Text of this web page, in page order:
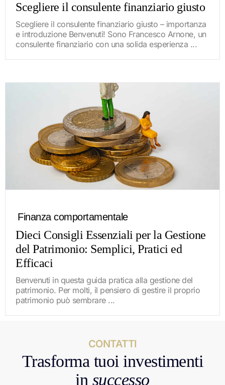
Scegliere il consulente finanziario giusto
Scegliere il consulente finanziario giusto – importanza
e introduzione Benvenuti! Sono Francesco Arnone, un
consulente finanziario con una solida esperienza ...
Finanza comportamentale
Dieci Consigli Essenziali per la Gestione
del Patrimonio: Semplici, Pratici ed
Efficaci
Benvenuti in questa guida pratica alla gestione del
patrimonio. Per molti, il pensiero di gestire il proprio
patrimonio può sembrare ...
CONTATTI
Trasforma tuoi investimenti
in successo